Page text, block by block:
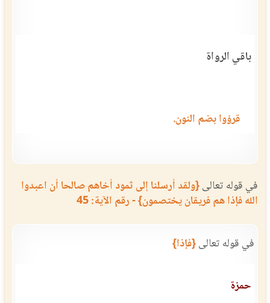
باقي الرواة
قرؤوا بضم النون.
في قوله تعالى{ولقد أرسلنا إلى ثمود أخاهم صالحا أن اعبدوا
الله فإذا هم فريقان يختصمون} - رقم الآية: 45
في قوله تعالى{فإذا}
حمزة